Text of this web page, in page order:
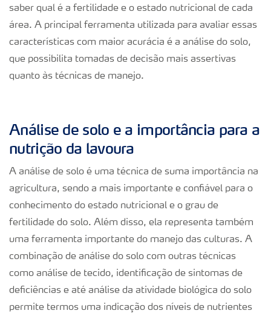
saber qual é a fertilidade e o estado nutricional de cada
área. A principal ferramenta utilizada para avaliar essas
características com maior acurácia é a análise do solo,
que possibilita tomadas de decisão mais assertivas
quanto às técnicas de manejo.
Análise de solo e a importância para a
nutrição da lavoura
A análise de solo é uma técnica de suma importância na
agricultura, sendo a mais importante e confiável para o
conhecimento do estado nutricional e o grau de
fertilidade do solo. Além disso, ela representa também
uma ferramenta importante do manejo das culturas. A
combinação de análise do solo com outras técnicas
como análise de tecido, identificação de sintomas de
deficiências e até análise da atividade biológica do solo
permite termos uma indicação dos níveis de nutrientes